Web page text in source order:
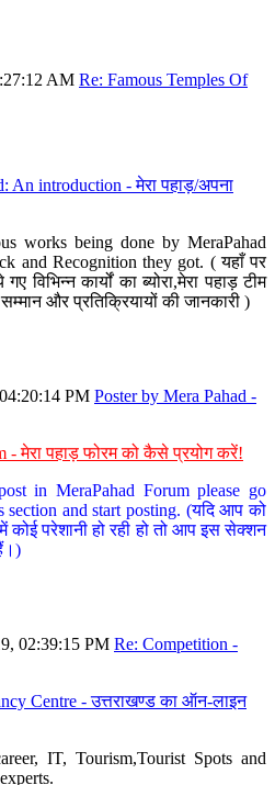
AM Re: Famous Temples Of
An introduction - मेरा पहाड़/अपना
works being done by MeraPahad
and Recognition they got. ( यहाँ पर
विभिन्न कार्यों का ब्योरा,मेरा पहाड़ टीम
और प्रतिक्रियायों की जानकारी )
PM Poster by Mera Pahad -
- मेरा पहाड़ फोरम को कैसे प्रयोग करें!
in MeraPahad Forum please go
section and start posting. (यदि आप को
कोई परेशानी हो रही हो तो आप इस सेक्शन
02:39:15 PM Re: Competition -
Centre - उत्तराखण्ड का ऑन-लाइन
IT, Tourism,Tourist Spots and